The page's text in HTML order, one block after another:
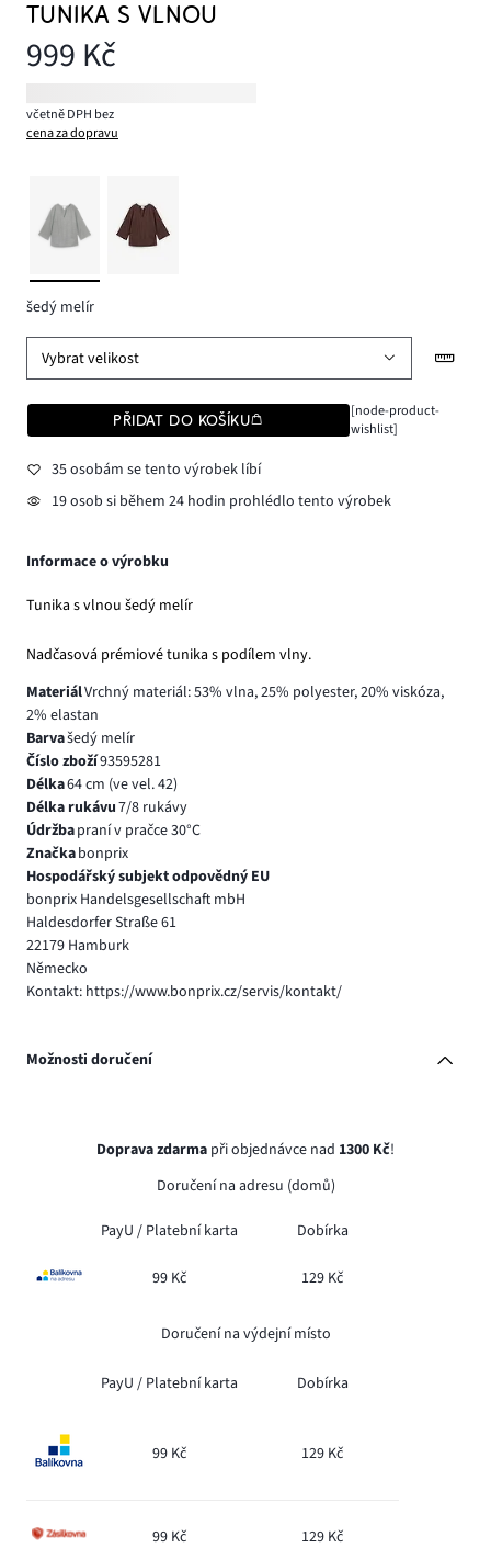
TUNIKA S VLNOU
999 Kč
včetně DPH bez
cena za dopravu
šedý melír
Vybrat velikost
PŘIDAT DO KOŠÍKU
[node-product-
wishlist]
35 osobám se tento výrobek líbí
19 osob si během 24 hodin prohlédlo tento výrobek
Informace o výrobku
Tunika s vlnou šedý melír
Nadčasová prémiové tunika s podílem vlny.
MateriálVrchný materiál: 53% vlna, 25% polyester, 20% viskóza,
2% elastan
Barvašedý melír
Číslo zboží93595281
Délka64 cm (ve vel. 42)
Délka rukávu7/8 rukávy
Údržbapraní v pračce 30°C
Značkabonprix
Hospodářský subjekt odpovědný EU
bonprix Handelsgesellschaft mbH
Haldesdorfer Straße 61
22179 Hamburk
Německo
Kontakt: https://www.bonprix.cz/servis/kontakt/
Možnosti doručení
Doprava zdarma při objednávce nad 1300 Kč!
Doručení na adresu (domů)
PayU / Platební karta Dobírka
99 Kč 129 Kč
Doručení na výdejní místo
PayU / Platební karta Dobírka
99 Kč 129 Kč
99 Kč 129 Kč